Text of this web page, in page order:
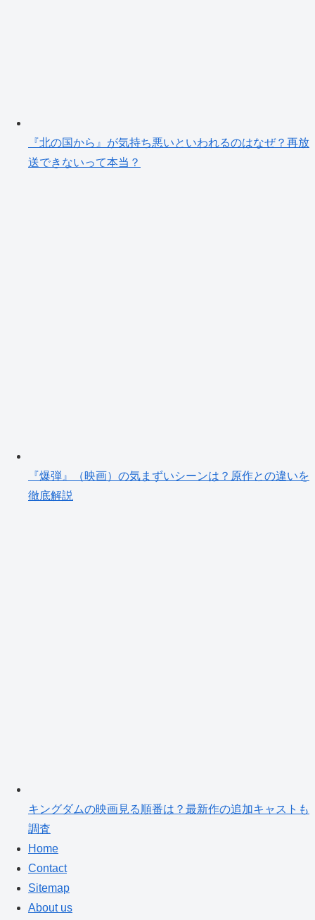
『北の国から』が気持ち悪いといわれるのはなぜ？再放
送できないって本当？
『爆弾』（映画）の気まずいシーンは？原作との違いを
徹底解説
キングダムの映画見る順番は？最新作の追加キャストも
調査
Home
Contact
Sitemap
About us